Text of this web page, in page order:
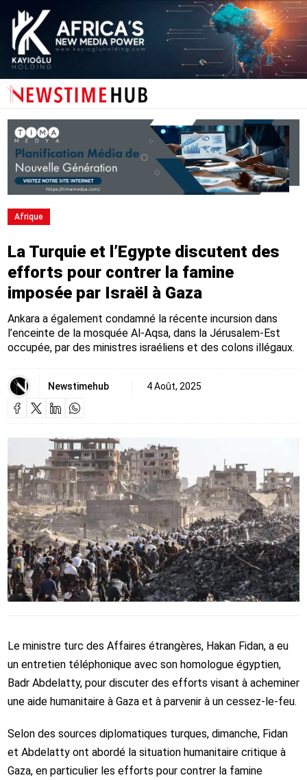
Afrique
La Turquie et l’Egypte discutent des
efforts pour contrer la famine
imposée par Israël à Gaza
Ankara a également condamné la récente incursion dans
l’enceinte de la mosquée Al-Aqsa, dans la Jérusalem-Est
occupée, par des ministres israéliens et des colons illégaux.
Newstimehub 4 Août, 2025
Le ministre turc des Affaires étrangères, Hakan Fidan, a eu
un entretien téléphonique avec son homologue égyptien,
Badr Abdelatty, pour discuter des efforts visant à acheminer
une aide humanitaire à Gaza et à parvenir à un cessez-le-feu.
Selon des sources diplomatiques turques, dimanche, Fidan
et Abdelatty ont abordé la situation humanitaire critique à
Gaza, en particulier les efforts pour contrer la famine